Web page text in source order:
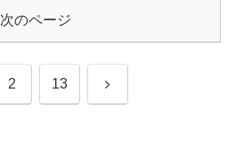
次のページ
2 13 次